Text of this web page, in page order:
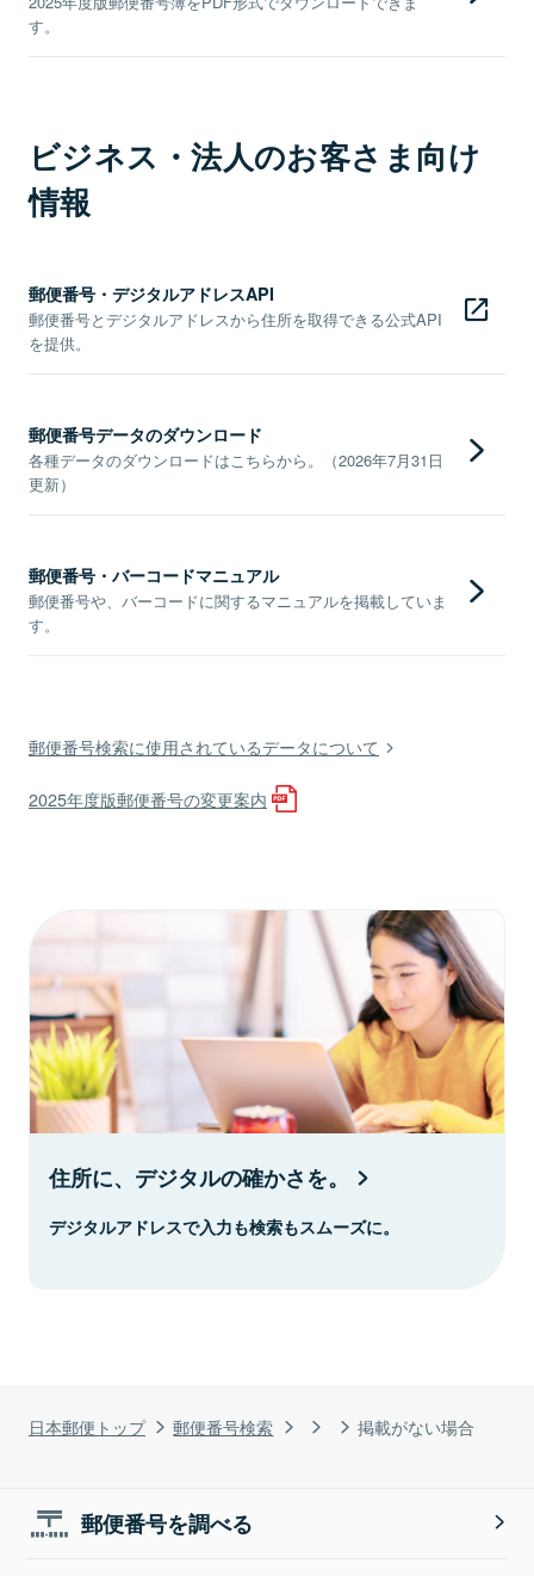
日本郵便トップ 郵便番号検索 掲載がない場合
す。
ビジネス・法人のお客さま向け
情報
郵便番号・デジタルアドレスAPI
郵便番号とデジタルアドレスから住所を取得できる公式API
を提供。
郵便番号データのダウンロード
各種データのダウンロードはこちらから。（2026年7月31日
更新）
郵便番号・バーコードマニュアル
郵便番号や、バーコードに関するマニュアルを掲載していま
す。
郵便番号検索に使用されているデータについて
2025年度版郵便番号の変更案内
住所に、デジタルの確かさを。
デジタルアドレスで入力も検索もスムーズに。
郵便番号を調べる